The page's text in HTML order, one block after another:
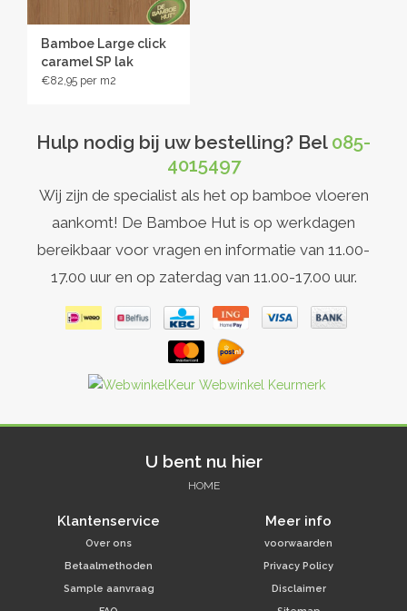
Bamboe Large click
caramel SP lak
€82,95
Hulp nodig bij uw bestelling? Bel 085-
4015497
Wij zijn de specialist als het op bamboe vloeren
aankomt! De Bamboe Hut is op werkdagen
bereikbaar voor vragen en informatie van 11.00-
17.00 uur en op zaterdag van 11.00-17.00 uur.
U bent nu hier
HOME
Klantenservice
Over ons
Betaalmethoden
Sample aanvraag
Meer info
voorwaarden
Privacy Policy
Disclaimer